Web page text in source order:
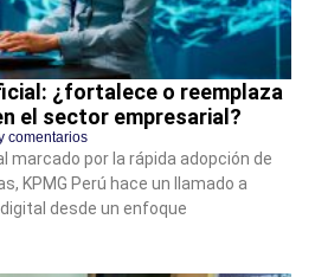
¿fortalece o reemplaza
el sector empresarial?
comentarios
marcado por la rápida adopción de
KPMG Perú hace un llamado a
desde un enfoque